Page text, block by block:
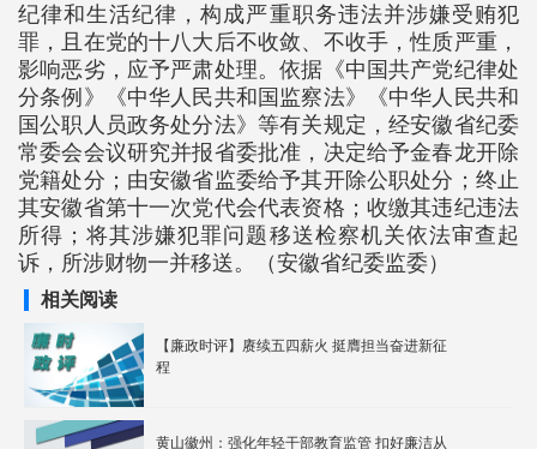
纪律和生活纪律，构成严重职务违法并涉嫌受贿犯
罪，且在党的十八大后不收敛、不收手，性质严重，
影响恶劣，应予严肃处理。依据《中国共产党纪律处
分条例》《中华人民共和国监察法》《中华人民共和
国公职人员政务处分法》等有关规定，经安徽省纪委
常委会会议研究并报省委批准，决定给予金春龙开除
党籍处分；由安徽省监委给予其开除公职处分；终止
其安徽省第十一次党代会代表资格；收缴其违纪违法
所得；将其涉嫌犯罪问题移送检察机关依法审查起
诉，所涉财物一并移送。（安徽省纪委监委）
相关阅读
【廉政时评】赓续五四薪火 挺膺担当奋进新征
程
黄山徽州：强化年轻干部教育监管 扣好廉洁从